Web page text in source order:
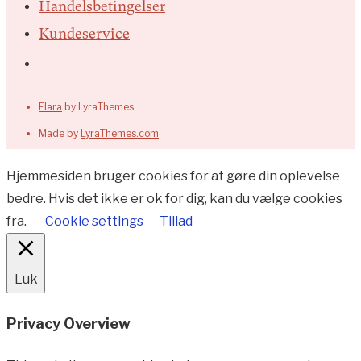
Handelsbetingelser
Kundeservice
Elara by LyraThemes
Made by LyraThemes.com
Hjemmesiden bruger cookies for at gøre din oplevelse
bedre. Hvis det ikke er ok for dig, kan du vælge cookies
fra.
Cookie settings Tillad
Luk
Privacy Overview